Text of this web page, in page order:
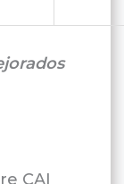
CAI